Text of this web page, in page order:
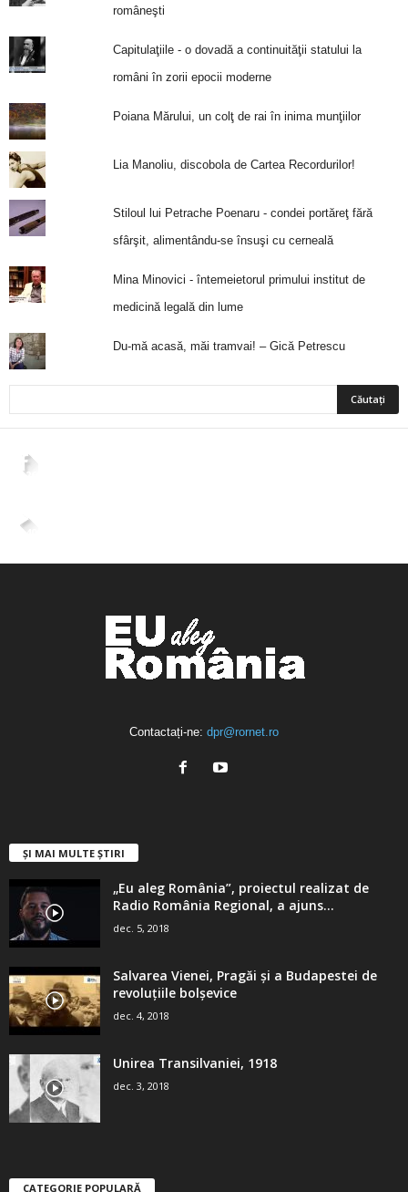
româneşti
Capitulaţiile - o dovadă a continuităţii statului la
români în zorii epocii moderne
Poiana Mărului, un colţ de rai în inima munţiilor
Lia Manoliu, discobola de Cartea Recordurilor!
Stiloul lui Petrache Poenaru - condei portăreţ fără
sfârşit, alimentându-se însuşi cu cerneală
Mina Minovici - întemeietorul primului institut de
medicină legală din lume
Du-mă acasă, măi tramvai! – Gică Petrescu
2,265
4,400
Contactați-ne: dpr@rornet.ro
ȘI MAI MULTE ȘTIRI
„Eu aleg România”, proiectul realizat de
Radio România Regional, a ajuns...
dec. 5, 2018
Salvarea Vienei, Pragăi şi a Budapestei de
revoluţiile bolşevice
dec. 4, 2018
Unirea Transilvaniei, 1918
dec. 3, 2018
CATEGORIE POPULARĂ